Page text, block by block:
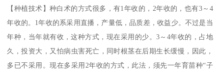
【种植技术】种白术的方式很多，有1年收的，2年收的，也有3～4
年收的。1年收的系采用直播，产量低，品质差，收益少。不过是当
年种，当年就有收，这种方式，现在采用的少。3～4年收的，占地
久，投资大，又怕病虫害死亡，同时根茎在后期生长缓慢，因此，
多已不采用。现在多采用2年收的方式，此法，须先一年育苗种“子